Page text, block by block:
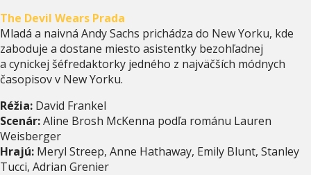
The Devil Wears Prada
Mladá a naivná Andy Sachs prichádza do New Yorku, kde
zaboduje a dostane miesto asistentky bezohľadnej
a cynickej šéfredaktorky jedného z najväčších módnych
časopisov v New Yorku.
Réžia: David Frankel
Scenár:Aline Brosh McKenna podľa románu Lauren
Weisberger
Hrajú: Meryl Streep, Anne Hathaway, Emily Blunt, Stanley
Tucci, Adrian Grenier